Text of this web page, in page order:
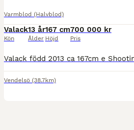
Varmblod (Halvblod)
Valack
Kön
13 år
Ålder
167 cm
Höjd
700 000 kr
Pris
Vendelsö (38.7km)